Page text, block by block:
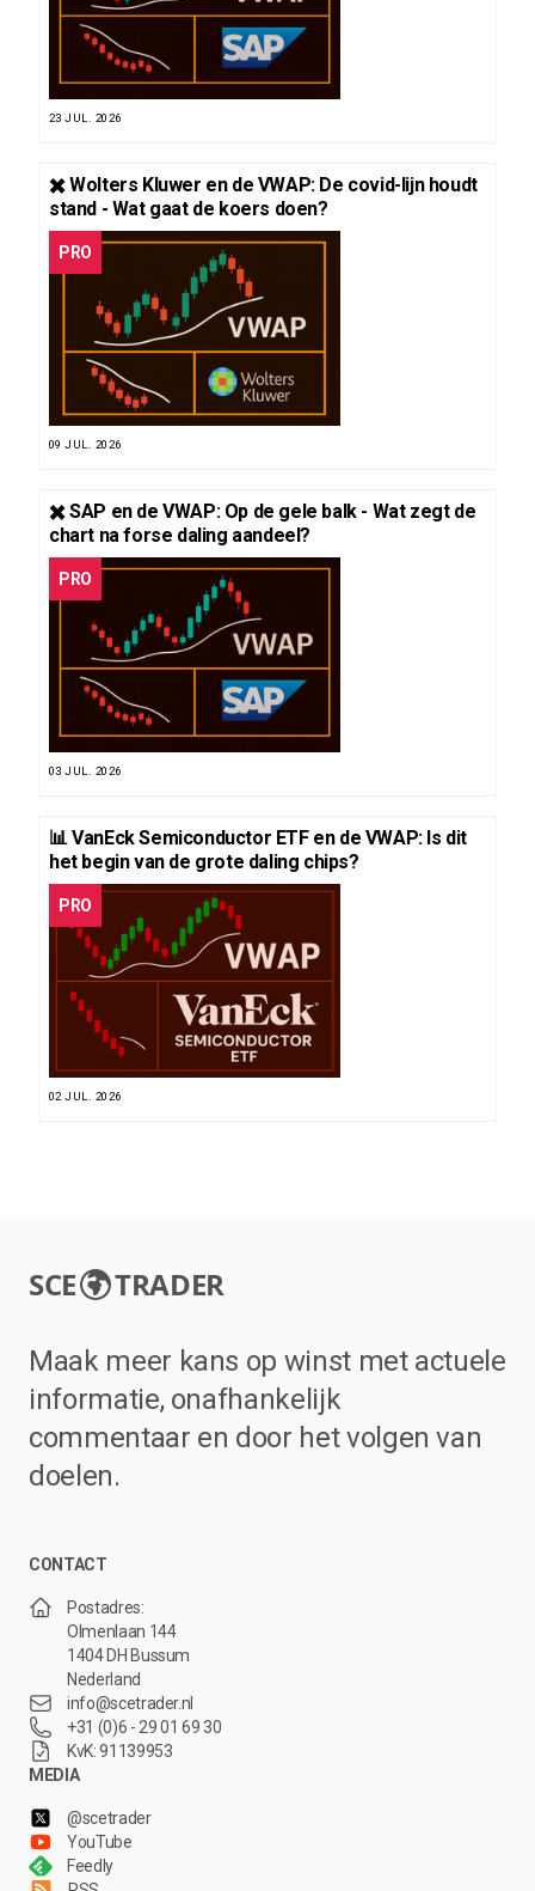
23 JUL. 2026
✖️ Wolters Kluwer en de VWAP: De covid-lijn houdt
stand - Wat gaat de koers doen?
PRO
09 JUL. 2026
✖️ SAP en de VWAP: Op de gele balk - Wat zegt de
chart na forse daling aandeel?
PRO
03 JUL. 2026
📊 VanEck Semiconductor ETF en de VWAP: Is dit
het begin van de grote daling chips?
PRO
02 JUL. 2026
SCE TRADER
Maak meer kans op winst met actuele
informatie, onafhankelijk
commentaar en door het volgen van
doelen.
CONTACT
Postadres:
Olmenlaan 144
1404 DH Bussum
Nederland
info@scetrader.nl
+31 (0)6 - 29 01 69 30
KvK: 91139953
MEDIA
@scetrader
YouTube
Feedly